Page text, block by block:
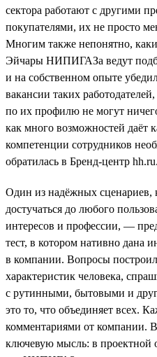
сектора работают с другими
покупателями, их не просто
Многим также непонятно,
Эйчары НИПИГАЗа ведут
и на собственном опыте
вакансии таких
по их профилю не могут
как много возможностей
компетенции сотрудников
обратилась в Бренд-центр hh.ru.
Один из надёжных сценариев,
достучаться до любого
интересов и профессии, —
тест, в котором нативно дана
в компании. Вопросы
характеристик человека,
с рутинными, бытовыми и
это то, что объединяет всех.
комментариями от компании.
ключевую мысль: в проектной